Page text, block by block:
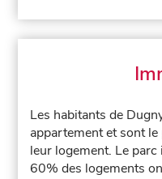
Les habitants de
appartement et sont
leur logement. Le
60% des logements